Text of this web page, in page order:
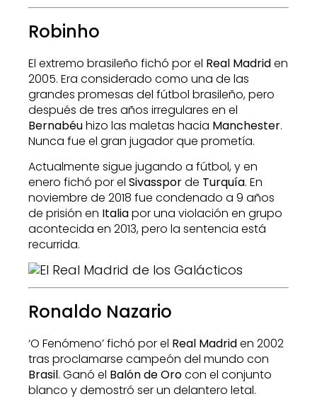
Robinho
El extremo brasileño fichó por el Real Madriden
2005. Era considerado como una de las
grandes promesas del fútbol brasileño, pero
después de tres años irregulares en el
Bernabéuhizo las maletas hacia Manchester.
Nunca fue el gran jugador que prometía.
Actualmente sigue jugando a fútbol, y en
enero fichó por el Sivassporde Turquía. En
noviembre de 2018 fue condenado a 9 años
de prisión en Italiapor una violación en grupo
acontecida en 2013, pero la sentencia está
recurrida.
Ronaldo Nazario
‘O Fenómeno’ fichó por el Real Madriden 2002
tras proclamarse campeón del mundo con
Brasil. Ganó el Balón de Orocon el conjunto
blanco y demostró ser un delantero letal.